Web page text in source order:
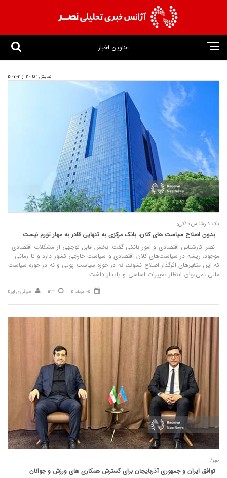
عناوین اخبار
نمایش 1 تا 20 از 160703
یک کارشناس بانکی:
بدون اصلاح سیاست‌ های کلان، بانک مرکزی به تنهایی قادر به مهار تورم نیست
نصر: کارشناس اقتصادی و امور بانکی گفت: بخش قابل توجهی از مشکلات اقتصادی
موجود، ریشه در سیاست‌های کلان اقتصادی و سیاست خارجی کشور دارد و تا زمانی
که این متغیرهای اثرگذار اصلاح نشوند، نه در حوزه سیاست پولی و نه در حوزه سیاست
مالی نمی‌توان انتظار تغییرات اساسی و پایدار داشت.
05 مرداد 16 13:12 خبرگزاری ایرنا
خبر/
توافق ایران و جمهوری آذربایجان برای گسترش همکاری‌ های ورزش و جوانان